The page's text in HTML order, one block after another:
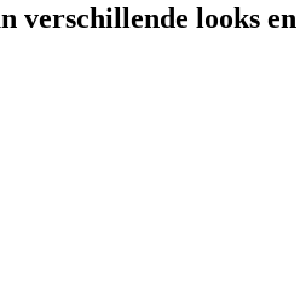
verschillende looks en